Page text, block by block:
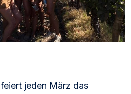
feiert jeden März das